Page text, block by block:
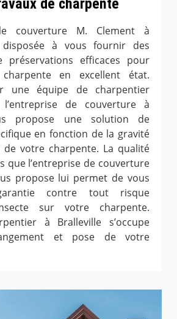
de charpente
couverture M. Clement à
disposée à vous fournir des
préservations efficaces pour
en excellent état.
une équipe de charpentier
l’entreprise de couverture à
propose une solution de
en fonction de la gravité
votre charpente. La qualité
que l’entreprise de couverture
propose lui permet de vous
contre tout risque
sur votre charpente.
à Bralleville s’occupe
et pose de votre